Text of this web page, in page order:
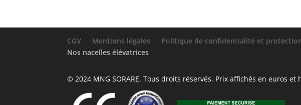
CGV Mentions légales Politique de confidentialité et
Nos nacelles élévatrices
© 2024 MNG SORARE. Tous droits réservés. Prix affichés en euros